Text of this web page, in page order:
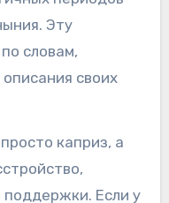
Эту
словам,
своих
каприз, а
поддержки. Если у